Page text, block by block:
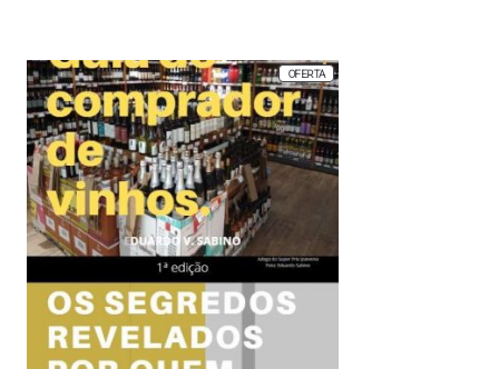
OFERTAPRODUTO
EM
PROMOÇÃO